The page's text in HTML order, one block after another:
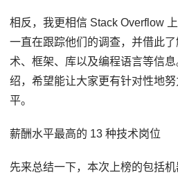
相反，我更相信 Stack Overflow
一直在跟踪他们的调查，并借此
术、框架、库以及编程语言等信
绍，希望能让大家更有针对性地
平。
薪酬水平最高的 13 种技术岗位
先来总结一下，本次上榜的包括